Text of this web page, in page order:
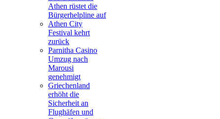
Athen rüstet die
Bürgerhelpline auf
Athen City
Festival kehrt
zurück
Parnitha Casino
Umzug nach
Marousi
genehmigt
Griechenland
erhöht die
Sicherheit an
Flughäfen und